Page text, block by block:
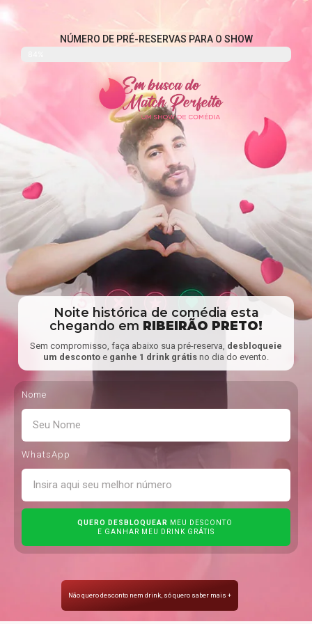
NÚMERO DE PRÉ-RESERVAS PARA O SHOW
Noite histórica de comédia esta
chegando em RIBEIRÃO PRETO!
Sem compromisso, faça abaixo sua pré-reserva, desbloqueie
um desconto e ganhe 1 drink grátis no dia do evento.
Nome
WhatsApp
QUERO DESBLOQUEAR
MEU DESCONTO
E GANHAR MEU DRINK GRÁTIS
Não quero desconto nem drink, só quero saber mais +